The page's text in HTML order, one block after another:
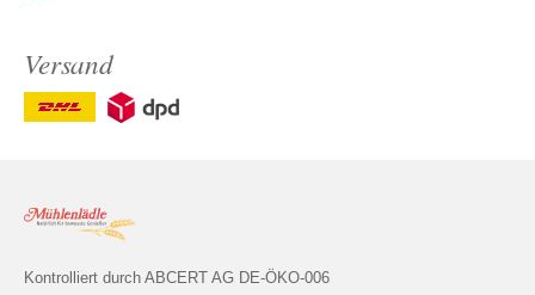
Kontrolliert durch ABCERT AG DE-ÖKO-006
Versand